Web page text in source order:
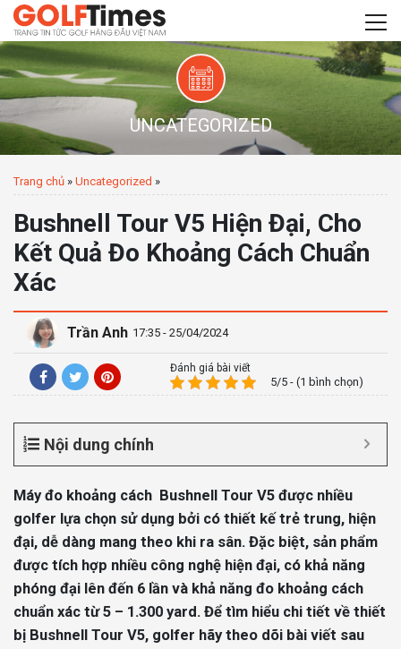
UNCATEGORIZED
Trang chủ » Uncategorized »
Bushnell Tour V5 Hiện Đại, Cho
Kết Quả Đo Khoảng Cách Chuẩn
Xác
Trần Anh 17:35 - 25/04/2024
Đánh giá bài viết
5/5 - (1 bình chọn)
Nội dung chính
Máy đo khoảng cách Bushnell Tour V5 được nhiều
golfer lựa chọn sử dụng bởi có thiết kế trẻ trung, hiện
đại, dễ dàng mang theo khi ra sân. Đặc biệt, sản phẩm
được tích hợp nhiều công nghệ hiện đại, có khả năng
phóng đại lên đến 6 lần và khả năng đo khoảng cách
chuẩn xác từ 5 – 1.300 yard. Để tìm hiểu chi tiết về thiết
bị Bushnell Tour V5, golfer hãy theo dõi bài viết sau